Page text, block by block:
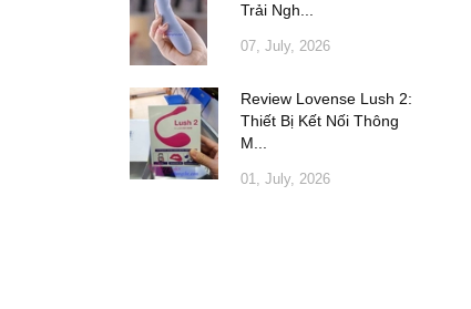
Trải Ngh...
07, July, 2026
Review Lovense Lush 2:
Thiết Bị Kết Nối Thông
M...
01, July, 2026